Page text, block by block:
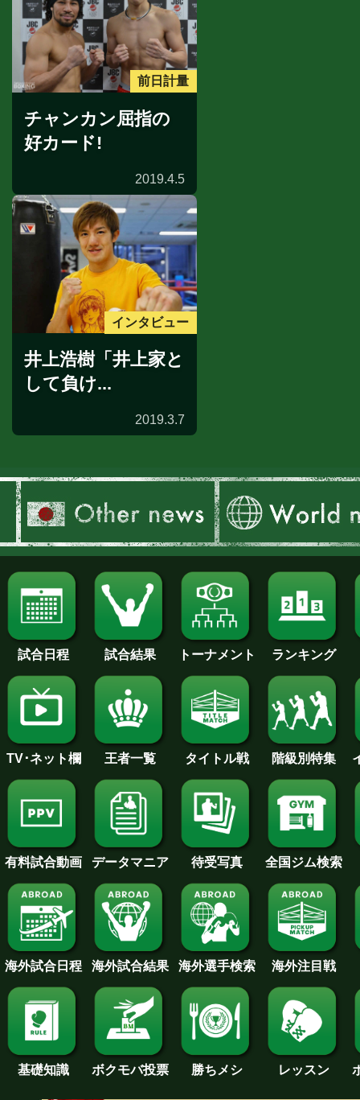
前日計量
チャンカン屈指の
好カード!
2019.4.5
インタビュー
井上浩樹「井上家と
して負け...
2019.3.7
試合日程 試合結果 トーナメント ランキング
TV･ネット欄 王者一覧 タイトル戦 階級別特集
有料試合動画 データマニア 待受写真 全国ジム検索
海外試合日程 海外試合結果 海外選手検索 海外注目戦
基礎知識 ボクモバ投票 勝ちメシ レッスン